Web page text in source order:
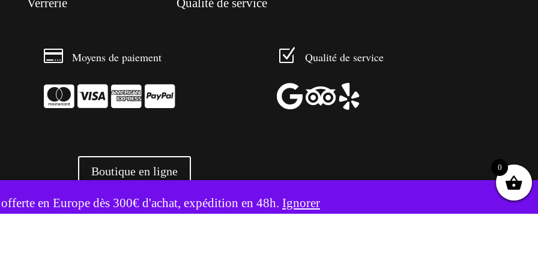
en Europe dès 300€ d'achat, expédition en 48h. Ignorer
Verrerie Qualité de service
 Moyens de paiement
  
Z Qualité de service

Boutique en ligne
+ 3500 références livrées partout en Europe
utilise des cookies pour améliorer votre expérience. Accepter Refuser
0